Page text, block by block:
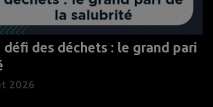
défi des déchets : le grand pari
2026